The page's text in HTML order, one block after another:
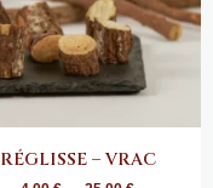
RÉGLISSE – VRAC